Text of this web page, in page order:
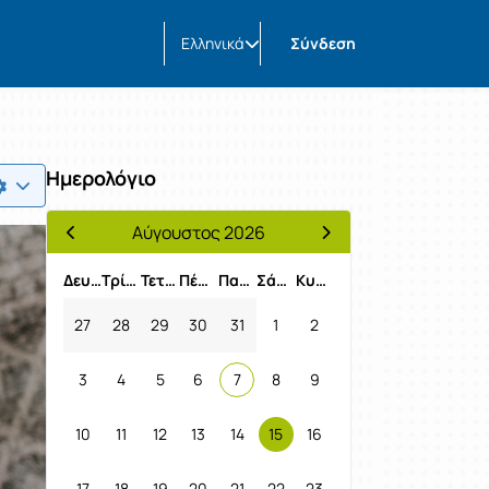
Ελληνικά Σύνδεση
Ημερολόγιο
Προηγούμενος Μήνας
Αύγουστος 2026
Επόμενος Μήνας
Δευτέρα
Τρίτη Τετάρτη Πέμπτη Παρασκευή Σάββατο Κυριακή
27 28 29 30 31 1 2
3 4 5 6 7 8 9
10 11 12 13 14 15 16